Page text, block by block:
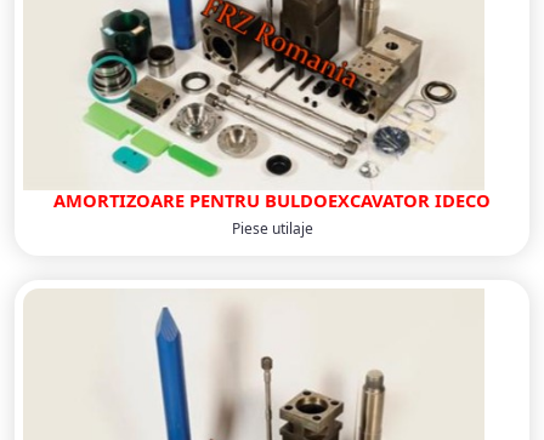
AMORTIZOARE PENTRU BULDOEXCAVATOR IDECO
Piese utilaje